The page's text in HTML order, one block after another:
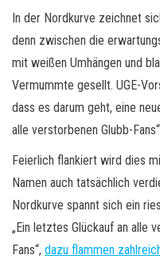
In der Nordkurve zeichnet
denn zwischen die
mit weißen Umhängen und
Vermummte gesellt. UGE-
dass es darum geht, eine
alle verstorbenen Glubb-
Feierlich flankiert wird dies
Namen auch tatsächlich
Nordkurve spannt sich ein
„Ein letztes Glückauf an alle
Fans“, dazu flammen